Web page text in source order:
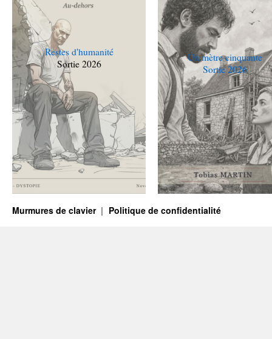
Restes d'humanité
Sortie 2026
Un mètre cinquante
Sortie 2026
Murmures de clavier Politique de confidentialité